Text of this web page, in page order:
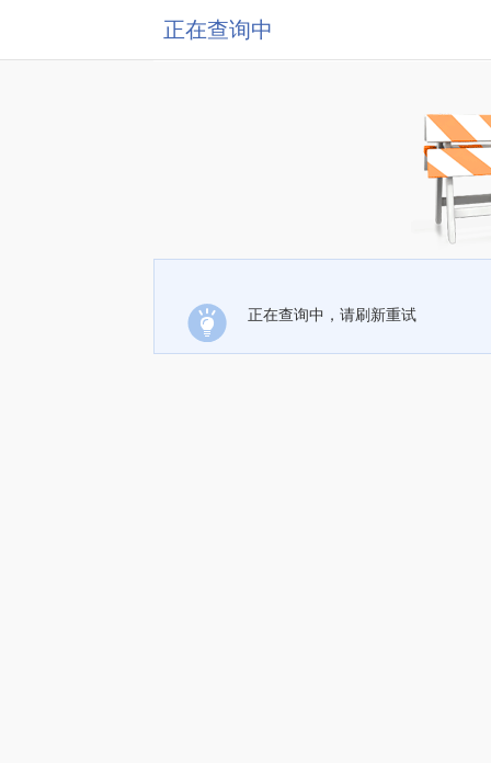
正在查询中
正在查询中，请刷新重试